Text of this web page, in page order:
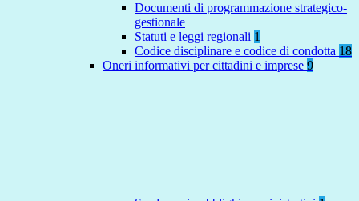
Documenti di programmazione strategico-
gestionale
Statuti e leggi regionali 1
Codice disciplinare e codice di condotta 18
Oneri informativi per cittadini e imprese 9